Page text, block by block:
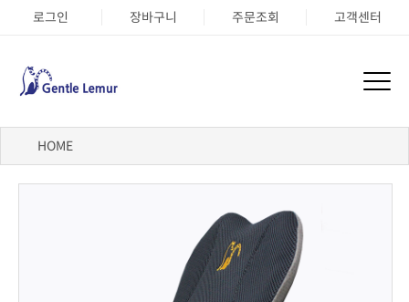
로그인 장바구니 주문조회 고객센터
HOME